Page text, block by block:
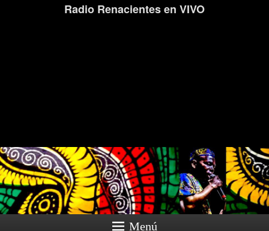
Radio Renacientes en VIVO
Menú